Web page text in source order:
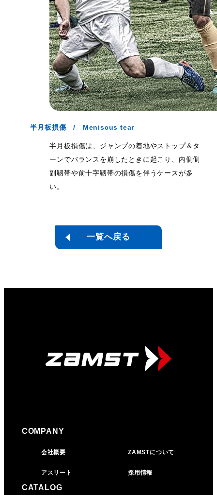
半月板損傷 / Meniscus tear
半月板損傷は、ジャンプの着地やストップ＆タ
ーンでバランスを崩したときに起こり、内側側
副靱帯や前十字靱帯の損傷を伴うケースが多
い。
一覧へ戻る
COMPANY
会社概要 ZAMSTについて
アスリート 採用情報
CATALOG